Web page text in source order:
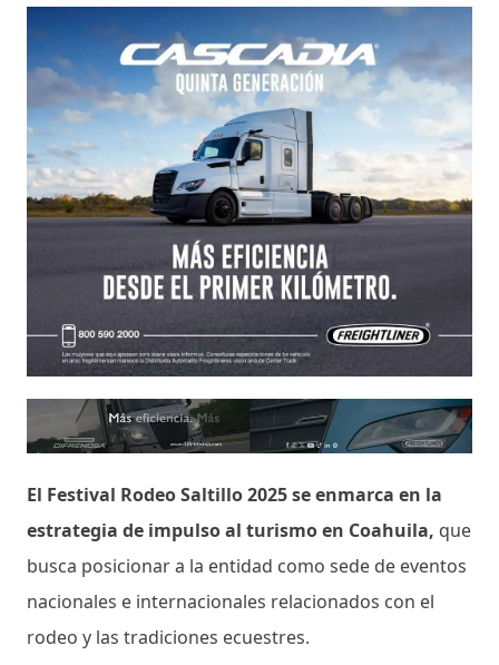
El Festival Rodeo Saltillo 2025 se enmarca en la
estrategia de impulso al turismo en Coahuila, que
busca posicionar a la entidad como sede de eventos
nacionales e internacionales relacionados con el
rodeo y las tradiciones ecuestres.